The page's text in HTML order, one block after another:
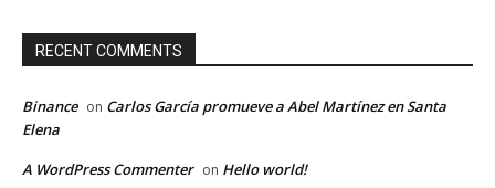
RECENT COMMENTS
Binance on Carlos García promueve a Abel Martínez en Santa
Elena
A WordPress Commenter on Hello world!